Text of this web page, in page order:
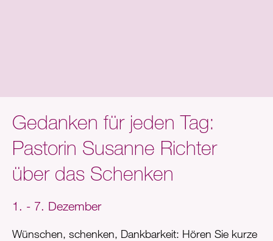
Gedanken für jeden Tag:
Pastorin Susanne Richter
über das Schenken
1. - 7. Dezember
Wünschen, schenken, Dankbarkeit: Hören Sie kurze